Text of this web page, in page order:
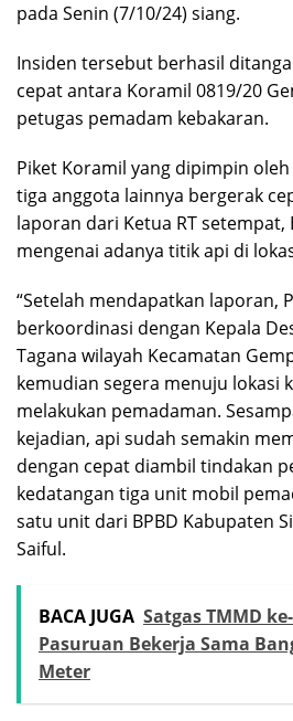
pada Senin (7/10/24) siang.
Insiden tersebut berhasil
cepat antara Koramil 0819/20
petugas pemadam kebakaran.
Piket Koramil yang dipimpin
tiga anggota lainnya bergerak
laporan dari Ketua RT setempat,
mengenai adanya titik api di
“Setelah mendapatkan laporan,
berkoordinasi dengan Kepala
Tagana wilayah Kecamatan
kemudian segera menuju lokasi
melakukan pemadaman.
kejadian, api sudah semakin
dengan cepat diambil tindakan
kedatangan tiga unit mobil
satu unit dari BPBD Kabupaten
Saiful.
BACA JUGA Satgas TMMD
Pasuruan Bekerja Sama
Meter